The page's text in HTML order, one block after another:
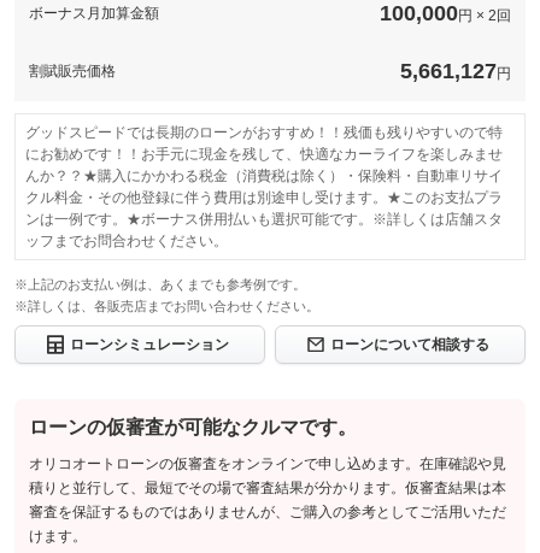
ボーナス月加算金額 100,000円 × 2回
割賦販売価格 5,661,127円
グッドスピードでは長期のローンがおすすめ！！残価も残りやすいので特
にお勧めです！！お手元に現金を残して、快適なカーライフを楽しみませ
んか？？★購入にかかわる税金（消費税は除く）・保険料・自動車リサイ
クル料金・その他登録に伴う費用は別途申し受けます。★このお支払プラ
ンは一例です。★ボーナス併用払いも選択可能です。※詳しくは店舗スタ
ッフまでお問合わせください。
※上記のお支払い例は、あくまでも参考例です。
※詳しくは、各販売店までお問い合わせください。
ローンシミュレーション ローンについて相談する
ローンの仮審査が可能なクルマです。
オリコオートローンの仮審査をオンラインで申し込めます。在庫確認や見
積りと並行して、最短でその場で審査結果が分かります。仮審査結果は本
審査を保証するものではありませんが、ご購入の参考としてご活用いただ
けます。